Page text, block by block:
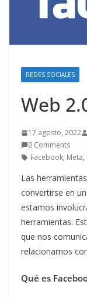
REDES SOCIALES
Web
17 agosto, 2022
0 Comments
Facebook, Meta,
Las
convertirse en
estamos
herramientas.
que nos
relacionamos
Qué es